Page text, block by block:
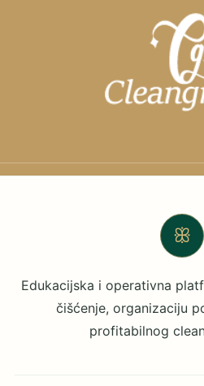
ꕥ
Edukacijska i operativna
čišćenje, organizaciju
profitabilnog